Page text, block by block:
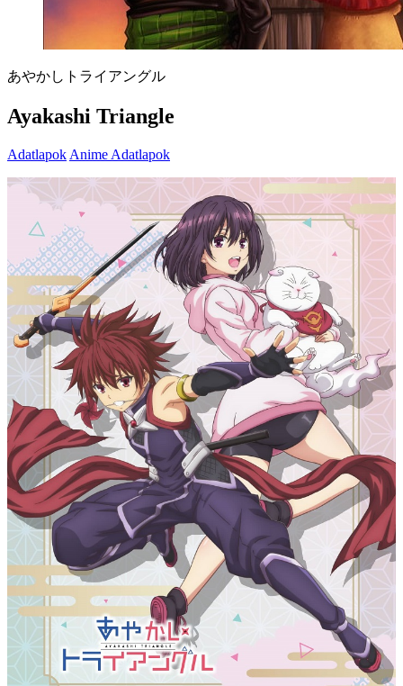
あやかしトライアングル
Ayakashi Triangle
Adatlapok Anime Adatlapok